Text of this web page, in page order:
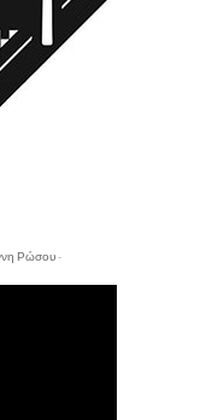
Ρώσου -